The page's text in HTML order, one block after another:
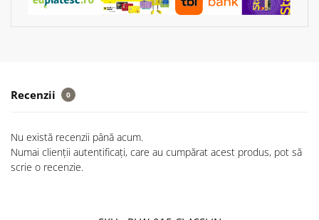
Recenzii 0
Nu există recenzii până acum.
Numai clienții autentificați, care au cumpărat acest produs, pot să
scrie o recenzie.